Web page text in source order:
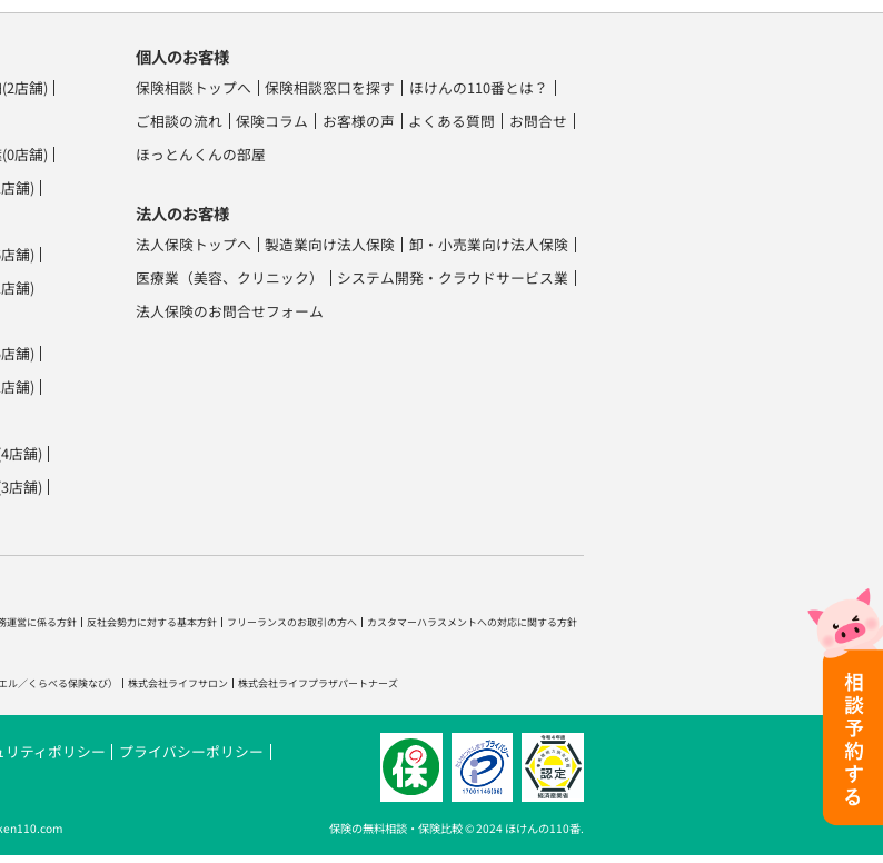
(2店舗)
(0店舗)
舗)
舗)
舗)
舗)
舗)
店舗)
店舗)
個人のお客様
保険相談トップへ 保険相談窓口を探す
ほけんの110番とは？
ご相談の流れ
保険コラム お客様の声 よくある質問
お問合せ
ほっとんくんの部屋
法人のお客様
法人保険トップへ 製造業向け法人保険
卸・小売業向け法人保険
医療業（美容、クリニック）
システム開発・クラウドサービス業
法人保険のお問合せフォーム
運営に係る方針 反社会勢力に対する基本方針 フリーランスのお取引の方へ カスタマーハラスメントへの対応に関する方針
ル／くらべる保険なび） 株式会社ライフサロン 株式会社ライフプラザパートナーズ
ティポリシー
プライバシーポリシー
保険の無料相談・保険比較 © 2024 ほけんの110番.